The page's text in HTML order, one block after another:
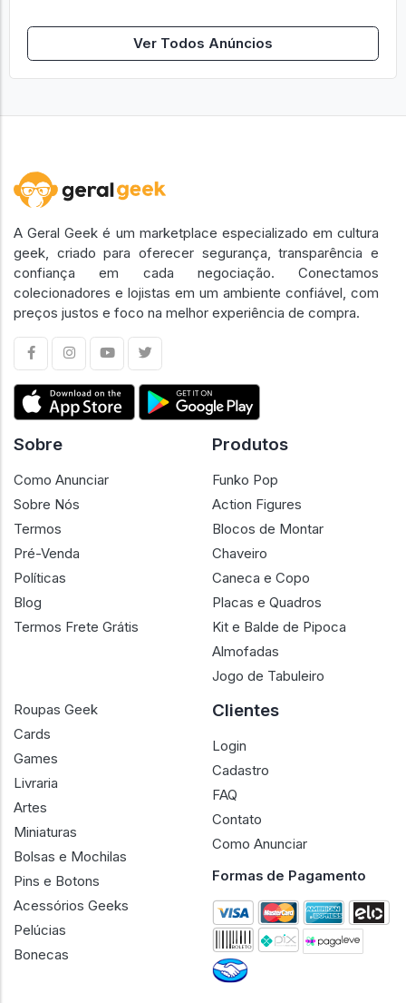
Ver Todos Anúncios
A Geral Geek é um marketplace especializado em cultura
geek, criado para oferecer segurança, transparência e
confiança em cada negociação. Conectamos
colecionadores e lojistas em um ambiente confiável, com
preços justos e foco na melhor experiência de compra.
Sobre
Como Anunciar
Sobre Nós
Termos
Pré-Venda
Políticas
Blog
Termos Frete Grátis
Produtos
Funko Pop
Action Figures
Blocos de Montar
Chaveiro
Caneca e Copo
Placas e Quadros
Kit e Balde de Pipoca
Almofadas
Jogo de Tabuleiro
Roupas Geek
Cards
Games
Livraria
Artes
Miniaturas
Bolsas e Mochilas
Pins e Botons
Acessórios Geeks
Pelúcias
Bonecas
Clientes
Login
Cadastro
FAQ
Contato
Como Anunciar
Formas de Pagamento